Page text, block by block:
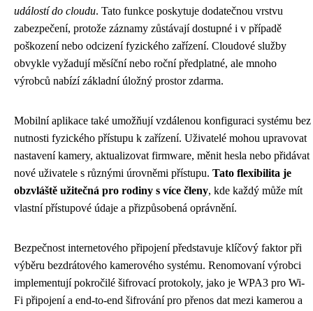
událostí do cloudu. Tato funkce poskytuje dodatečnou vrstvu
zabezpečení, protože záznamy zůstávají dostupné i v případě
poškození nebo odcizení fyzického zařízení. Cloudové služby
obvykle vyžadují měsíční nebo roční předplatné, ale mnoho
výrobců nabízí základní úložný prostor zdarma.
Mobilní aplikace také umožňují vzdálenou konfiguraci systému bez
nutnosti fyzického přístupu k zařízení. Uživatelé mohou upravovat
nastavení kamery, aktualizovat firmware, měnit hesla nebo přidávat
nové uživatele s různými úrovněmi přístupu. Tato flexibilita je
obzvláště užitečná pro rodiny s více členy, kde každý může mít
vlastní přístupové údaje a přizpůsobená oprávnění.
Bezpečnost internetového připojení představuje klíčový faktor při
výběru bezdrátového kamerového systému. Renomovaní výrobci
implementují pokročilé šifrovací protokoly, jako je WPA3 pro Wi-
Fi připojení a end-to-end šifrování pro přenos dat mezi kamerou a